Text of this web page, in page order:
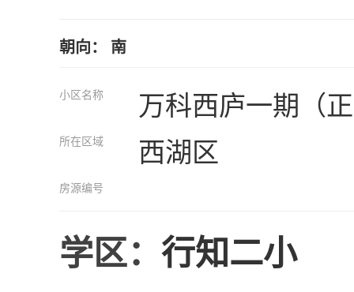
朝向： 南
小区名称 万科西庐一期（
所在区域 西湖区
房源编号
学区： 行知二小